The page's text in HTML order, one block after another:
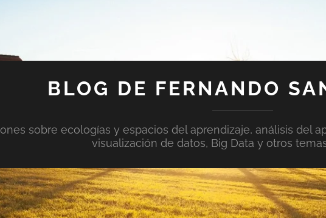
BLOG DE FERNANDO
sobre ecologías y espacios del aprendizaje, análisis del
visualización de datos, Big Data y otros